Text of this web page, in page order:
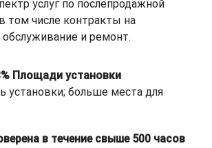
услуг по послепродажной
том числе контракты на
обслуживание и ремонт.
Площади установки
установки; больше места для
в течение свыше 500 часов